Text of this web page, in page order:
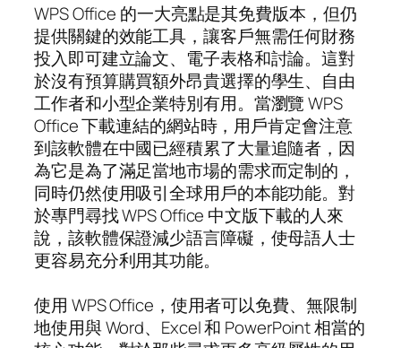
WPS Office 的一大亮點是其免費版本，但仍
提供關鍵的效能工具，讓客戶無需任何財務
投入即可建立論文、電子表格和討論。這對
於沒有預算購買額外昂貴選擇的學生、自由
工作者和小型企業特別有用。當瀏覽 WPS
Office 下載連結的網站時，用戶肯定會注意
到該軟體在中國已經積累了大量追隨者，因
為它是為了滿足當地市場的需求而定制的，
同時仍然使用吸引全球用戶的本能功能。對
於專門尋找 WPS Office 中文版下載的人來
說，該軟體保證減少語言障礙，使母語人士
更容易充分利用其功能。
使用 WPS Office，使用者可以免費、無限制
地使用與 Word、Excel 和 PowerPoint 相當的